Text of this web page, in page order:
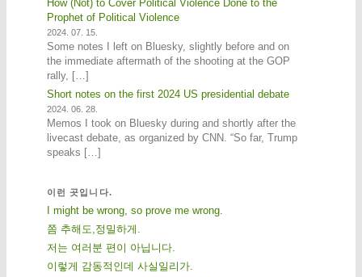
How (Not) to Cover Political Violence Done to the
Prophet of Political Violence
2024. 07. 15.
Some notes I left on Bluesky, slightly before and on
the immediate aftermath of the shooting at the GOP
rally, […]
Short notes on the first 2024 US presidential debate
2024. 06. 28.
Memos I took on Bluesky during and shortly after the
livecast debate, as organized by CNN. “So far, Trump
speaks […]
이런 곳입니다.
I might be wrong, so prove me wrong.
쫌 추해도,정밀하게.
저는 여러분 편이 아닙니다.
이렇게 감동적인데 사실일리가.